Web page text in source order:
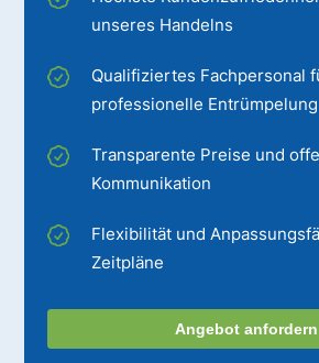
unseres Handelns
Qualifiziertes Fachpersonal
professionelle Entrümpelung
Transparente Preise und
Kommunikation
Flexibilität und
Zeitpläne
Angebot anfordern